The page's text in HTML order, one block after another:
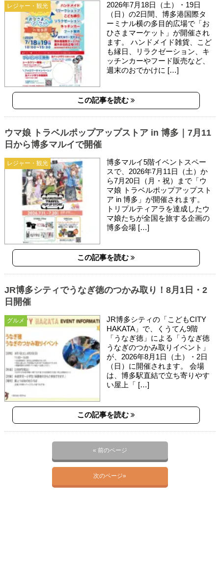
レジャー・観光
2026年7月18日（土）・19日
（日）の2日間、博多港国際タ
ーミナル横の多目的広場で「お
ひさまマーケット」が開催され
ます。 ハンドメイド雑貨、こど
も縁日、リラクゼーション、キ
ッチンカーやフード販売など、
週末のおでかけに […]
この記事を読む
レジャー・観光
ウマ娘 トラベルポップアップストア in 博多｜7月11
日から博多マルイで開催
博多マルイ5階イベントスペー
スで、2026年7月11日（土）か
ら7月20日（月・祝）まで「ウ
マ娘 トラベルポップアップスト
ア in 博多」が開催されます。
トリプルティアラを達成したウ
マ娘たちが全国を旅する企画の
博多会場 […]
この記事を読む
グルメ
JR博多シティでうなぎ徳のつかみ取り！8月1日・2
日開催
JR博多シティの「こどもCITY
HAKATA」で、くうてん9階
「うなぎ徳」による「うなぎ徳
うなぎのつかみ取りイベント」
が、2026年8月1日（土）・2日
（日）に開催されます。 会場
は、博多駅直結で立ち寄りやす
い屋上「 […]
この記事を読む
« 前のページ
次のページ»